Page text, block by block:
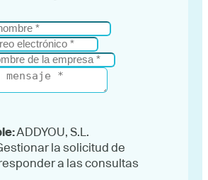
ADDYOU, S.L.
la solicitud de
a las consultas